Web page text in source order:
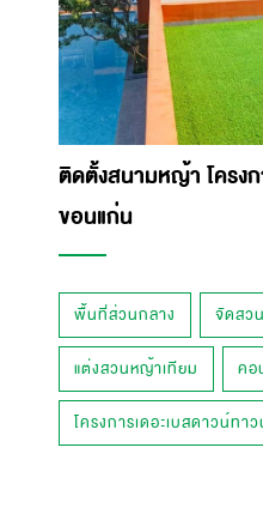
ติดตั้งสนามหญ้า โครง
ขอนแก่น
พื้นที่ส่วนกลาง จัดสว
แต่งสวนหญ้าเทียม คอ
โครงการเดอะเบสดาวน์ทา